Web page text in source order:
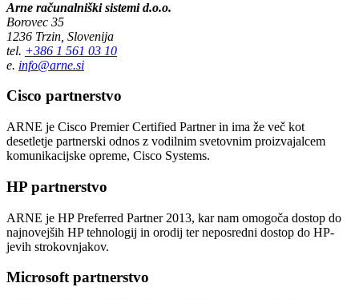
Arne računalniški sistemi d.o.o.
Borovec 35
1236 Trzin, Slovenija
tel. +386 1 561 03 10
e. info@arne.si
Cisco partnerstvo
ARNE je Cisco Premier Certified Partner in ima že več kot
desetletje partnerski odnos z vodilnim svetovnim proizvajalcem
komunikacijske opreme, Cisco Systems.
HP partnerstvo
ARNE je HP Preferred Partner 2013, kar nam omogoča dostop do
najnovejših HP tehnologij in orodij ter neposredni dostop do HP-
jevih strokovnjakov.
Microsoft partnerstvo